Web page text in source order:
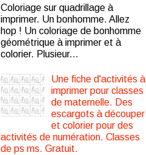
Coloriage sur quadrillage à
imprimer. Un bonhomme. Allez
hop ! Un coloriage de bonhomme
géométrique à imprimer et à
colorier. Plusieur...
Une fiche d'activités à
imprimer pour classes
de maternelle. Des
escargots à découper
et colorier pour des
activités de numération. Classes
de ps ms. Gratuit.